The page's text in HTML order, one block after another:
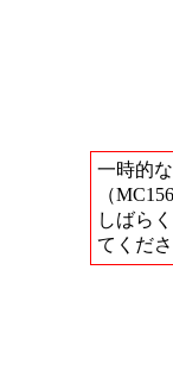
一時的
（MC156
しばら
てくださ